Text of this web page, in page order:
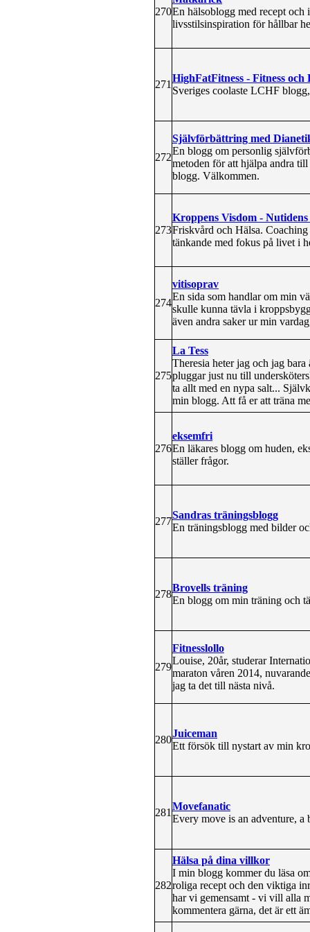
270En hälsoblogg med recept och
livsstilsinspiration för hållbar
271
HighFatFitness - Fitness
Sveriges coolaste LCHF
272
Självförbättring med
En blogg om personlig
metoden för att hjälpa andra
blogg. Välkommen.
273
Kroppens Visdom -
Friskvård och Hälsa.
tänkande med fokus på livet i
274
vitisoprav
En sida som handlar om min
skulle kunna tävla i
även andra saker ur min
275
La Tess
Theresia heter jag och jag
pluggar just nu till
ta allt med en nypa salt...
min blogg. Att få er att träna
276
eksemfri
En läkares blogg om huden,
ställer frågor.
277
Sandras träningsblogg
En träningsblogg med bilder
278
Brovells träning
En blogg om min träning och
279
Fitnesslollo
Louise, 20år, studerar
maraton våren 2014,
jag ta det till nästa nivå.
280
Juiceman
Ett försök till nystart av min
281
Movefanatic
Every move is an adventure,
282
Hälsa på dina villkor
I min blogg kommer du läsa
roliga recept och den viktiga
har vi gemensamt - vi vill alla
kommentera gärna, det är ett